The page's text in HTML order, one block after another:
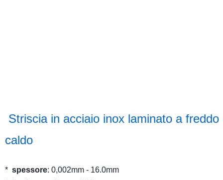
Striscia in acciaio inox laminato a freddo
caldo
* spessore: 0,002mm - 16.0mm